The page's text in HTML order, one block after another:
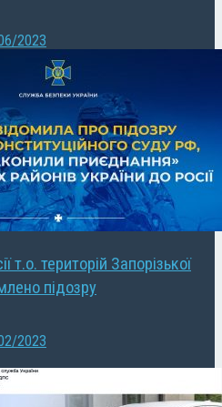
2023
т.о. територій Запорізької
підозру
2023